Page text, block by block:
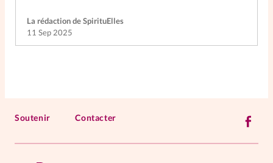
La rédaction de SpirituElles
11 Sep 2025
Soutenir Contacter